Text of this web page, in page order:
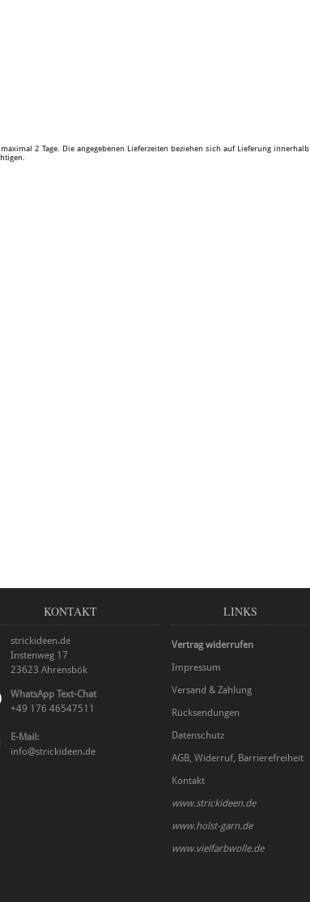
2 Tage. Die angegebenen Lieferzeiten beziehen sich auf Lieferung innerhalb
KONTAKT
strickideen.de
Instenweg 17
23623 Ahrensbök
WhatsApp Text-Chat
+49 176 46547511
E-Mail:
info@strickideen.de
LINKS
Vertrag widerrufen
Impressum
Versand & Zahlung
Rücksendungen
Datenschutz
AGB, Widerruf, Barrierefreiheit
Kontakt
www.strickideen.de
www.holst-garn.de
www.vielfarbwolle.de